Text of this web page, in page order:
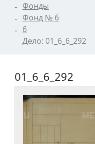
Фонды
Фонд № 6
6
Дело: 01_6_6_292
01_6_6_292